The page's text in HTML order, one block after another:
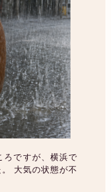
ろですが、横浜で
大気の状態が不